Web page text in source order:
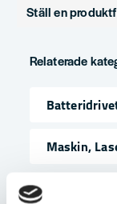
Varumärke
Ställ en
Fråga oss
Namn
email
Relaterade
Maskin,